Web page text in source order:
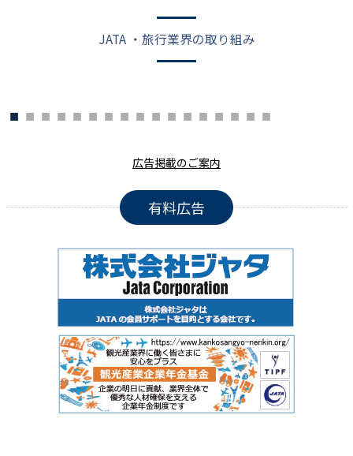
JATA ・旅行業界の取り組み
広告掲載のご案内
有料広告